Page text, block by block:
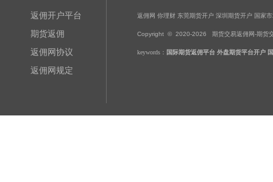
返佣开户平台
期货返佣
返佣网协议
返佣网规定
返佣网 你理财 东莞期货开户 深圳期货开户 国家
Copyright © 2020-2026 期货交易返佣网-期货
keywords： 国际期货返佣平台 外盘期货平台开户